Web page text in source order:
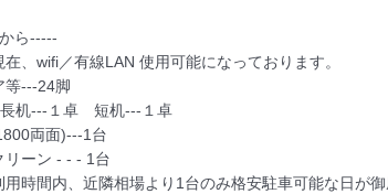
‐‐‐‐‐
、wifi／有線LAN 使用可能になっております。
‐‐‐24脚
机‐‐‐１卓　短机‐‐‐１卓
両面)‐‐‐1台
リーン - - - 1台
用時間内、近隣相場より1台のみ格安駐車可能な日が